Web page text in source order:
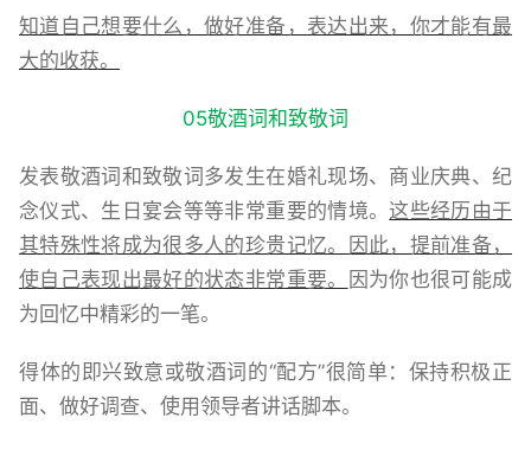
知道自己想要什么，做好准备，表达出来，你才能有最
大的收获。
05敬酒词和致敬词
发表敬酒词和致敬词多发生在婚礼现场、商业庆典、纪
念仪式、生日宴会等等非常重要的情境。这些经历由于
其特殊性将成为很多人的珍贵记忆。因此，提前准备，
使自己表现出最好的状态非常重要。
因为你也很可能成
为回忆中精彩的一笔。
得体的即兴致意或敬酒词的“配方”很简单：保持积极正
面、做好调查、使用领导者讲话脚本。